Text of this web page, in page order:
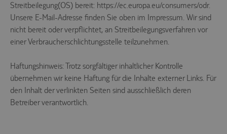
Streitbeilegung(OS) bereit: https://ec.europa.eu/consumers/odr.
Unsere E-Mail-Adresse finden Sie oben im Impressum. Wir sind
nicht bereit oder verpflichtet, an Streitbeilegungsverfahren vor
einer Verbraucherschlichtungsstelle teilzunehmen.
Haftungshinweis: Trotz sorgfältiger inhaltlicher Kontrolle
übernehmen wir keine Haftung für die Inhalte externer Links. Für
den Inhalt der verlinkten Seiten sind ausschließlich deren
Betreiber verantwortlich.
svr trc.easyweb.travel
Zuordnung der
technischen
Infrastruktur
zur aktuellen